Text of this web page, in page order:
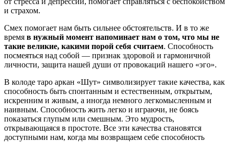
и страхом.
Смех помогает нам быть сильнее обстоятельств. И в то же
время в нужный момент напоминает нам о том, что мы не
такие великие, какими порой себя считаем. Способность
посмеяться над собой — признак здоровой и гармоничной
личности, защита нашей души от провокаций нашего «эго».
В колоде таро аркан «Шут» символизирует такие качества, как
способность быть спонтанным и естественным, открытым,
искренним и живым, а иногда немного легкомысленным и
наивным. Способность жить легко и играючи, не боясь
показаться глупым или смешным. Это мудрость,
открывающаяся в простоте. Все эти качества становятся
доступными нам, когда мы возвращаем себе способность